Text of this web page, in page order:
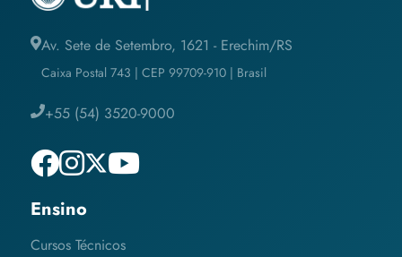
Av. Sete de Setembro, 1621 - Erechim/RS
Caixa Postal 743 | CEP 99709-910 | Brasil
+55 (54) 3520-9000
Ensino
Cursos Técnicos